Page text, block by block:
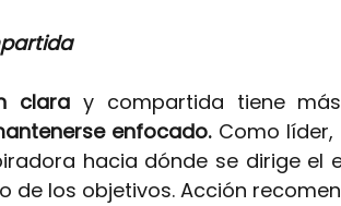
clara y compartida tiene
enfocado. Como
hacia dónde se dirige el
de los objetivos. Acción